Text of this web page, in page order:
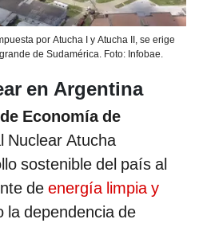
por Atucha I y Atucha II, se erige
de Sudamérica. Foto: Infobae.
en Argentina
Economía de
Nuclear Atucha
sostenible del país al
de energía limpia y
la dependencia de